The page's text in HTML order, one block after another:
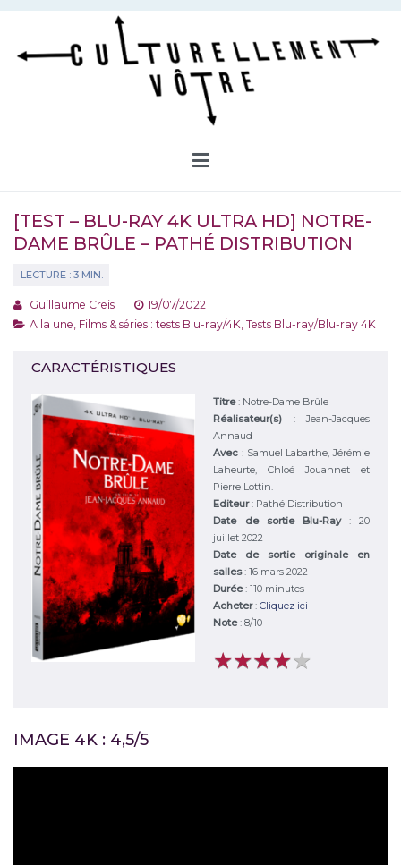
Aller
contenu
[TEST – BLU-RAY 4K ULTRA HD] NOTRE-
DAME BRÛLE – PATHÉ DISTRIBUTION
Guillaume Creis
19/07/2022
A la une Films & séries : tests Blu-ray/4K Tests Blu-ray/Blu-ray 4K
CARACTÉRISTIQUES
Titre: Notre-Dame Brûle
Réalisateur(s) :Jean-Jacques
Annaud
Avec: Samuel Labarthe, Jérémie
Laheurte, Chloé Jouannet et
Pierre Lottin.
Editeur: Pathé Distribution
Date de sortie Blu-Ray : 20
juillet 2022
Date de sortie originale en
salles: 16 mars 2022
Durée:110 minutes
Acheter:Cliquez ici
Note:8/10
★★★★★
★★★★★
IMAGE 4K : 4,5/5